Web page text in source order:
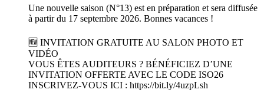
Une nouvelle saison (N°13) est en préparation et sera diffusée
à partir du 17 septembre 2026. Bonnes vacances !
🆕 INVITATION GRATUITE AU SALON PHOTO ET
VIDÉO
VOUS ÊTES AUDITEURS ? BÉNÉFICIEZ D’UNE
INVITATION OFFERTE AVEC LE CODE ISO26
INSCRIVEZ-VOUS ICI : https://bit.ly/4uzpLsh